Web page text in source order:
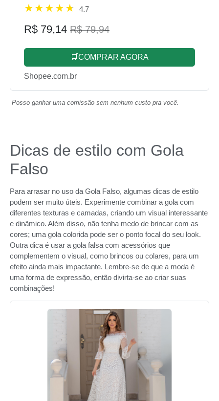
4.7
R$ 79,14 R$ 79,94
🛒COMPRAR AGORA
Shopee.com.br
Posso ganhar uma comissão sem nenhum custo pra você.
Dicas de estilo com Gola
Falso
Para arrasar no uso da Gola Falso, algumas dicas de estilo
podem ser muito úteis. Experimente combinar a gola com
diferentes texturas e camadas, criando um visual interessante
e dinâmico. Além disso, não tenha medo de brincar com as
cores; uma gola colorida pode ser o ponto focal do seu look.
Outra dica é usar a gola falsa com acessórios que
complementem o visual, como brincos ou colares, para um
efeito ainda mais impactante. Lembre-se de que a moda é
uma forma de expressão, então divirta-se ao criar suas
combinações!